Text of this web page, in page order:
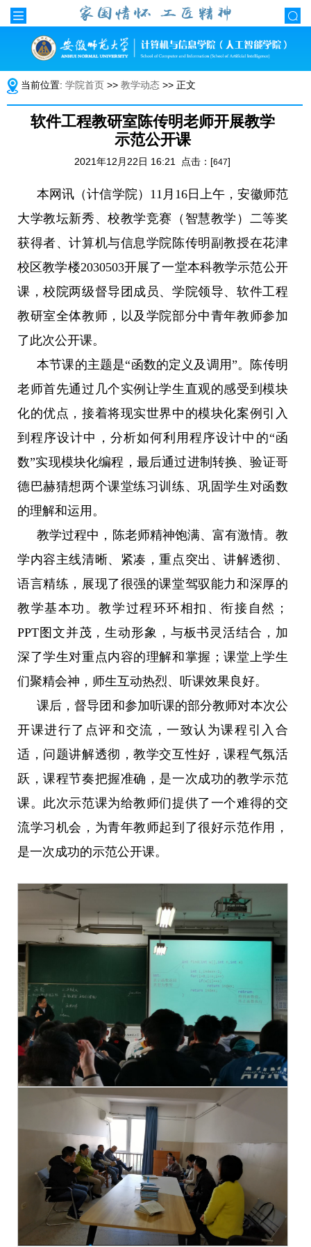
当前位置: 学院首页 >> 教学动态 >> 正文
软件工程教研室陈传明老师开展教学
示范公开课
2021年12月22日 16:21 点击：[647]
本网讯（计信学院） 11 月 16 日上午，安徽师范
大学教坛新秀、校教学竞赛（智慧教学）二等奖
获得者、计算机与信息学院陈传明副教授在花津
校区教学楼2030503开展了一堂本科教学示范公开
课，校院两级督导团成员、学院领导、软件工程
教研室全体教师，以及学院部分中青年教师参加
了此次公开课。
本节课的主题是“函数的定义及调用”。陈传明
老师首先通过几个实例让学生直观的感受到模块
化的优点，接着将现实世界中的模块化案例引入
到程序设计中，分析如何利用程序设计中的“函
数”实现模块化编程，最后通过进制转换、验证哥
德巴赫猜想两个课堂练习训练、巩固学生对函数
的理解和运用。
教学过程中，陈老师精神饱满、富有激情。教
学内容主线清晰、紧凑，重点突出、讲解透彻、
语言精练，展现了很强的课堂驾驭能力和深厚的
教学基本功。教学过程环环相扣、衔接自然；
PPT 图文并茂，生动形象，与板书灵活结合，加
深了学生对重点内容的理解和掌握；课堂上学生
们聚精会神，师生互动热烈、听课效果良好。
课后，督导团和参加听课的部分教师对本次公
开课进行了点评和交流，一致认为课程引入合
适，问题讲解透彻，教学交互性好，课程气氛活
跃，课程节奏把握准确，是一次成功的教学示范
课。此次示范课为给教师们提供了一个难得的交
流学习机会，为青年教师起到了很好示范作用，
是一次成功的示范公开课。